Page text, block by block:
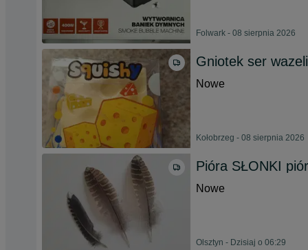
Folwark - 08 sierpnia 2026
Gniotek ser
Nowe
Kołobrzeg - 08 sierpnia 2026
Pióra SŁONKI
Nowe
Olsztyn - Dzisiaj o 06:29